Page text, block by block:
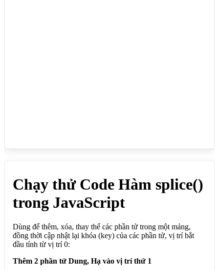
// Xóa 2 phần tử bắt đầu vị trí 1, đồng thời thêm
các phần tử khác bắt đầu vị trí 1
document.write("<b>Xóa 2 phần tử bắt đầu vị trí 1,
1</b><br>");
var mangba  = new
Array("Vân","Hạ","Quỳnh","Lực","Dung");
mangba.splice(1, 2, 'Cherry', 'Nhím');
// Vòng lặp xem các phần tử còn lại trong mảng